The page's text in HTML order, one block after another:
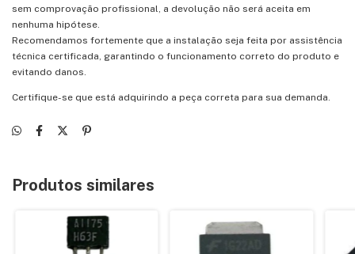
sem comprovação profissional, a devolução não será aceita em
nenhuma hipótese.
Recomendamos fortemente que a instalação seja feita por assistência
técnica certificada, garantindo o funcionamento correto do produto e
evitando danos.
Certifique-se que está adquirindo a peça correta para sua demanda.
Produtos similares